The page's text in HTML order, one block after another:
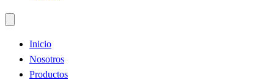
Inicio
Nosotros
Productos